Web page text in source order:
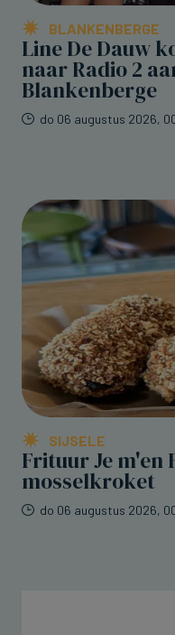
BLANKENBERGE
Line De Dauw
naar Radio 2
Blankenberge
do 06 augustus 2026,
SIJSELE
Frituur Je m'en
mosselkroket
do 06 augustus 2026,